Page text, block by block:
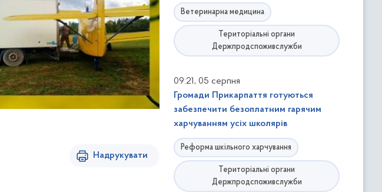
Надрукувати
Ветеринарна медицина
Територіальні органи
Держпродспоживслужби
09:21, 05 серпня
Громади Прикарпаття готуються
забезпечити безоплатним гарячим
харчуванням усіх школярів
Реформа шкільного харчування
Територіальні органи
Держпродспоживслужби